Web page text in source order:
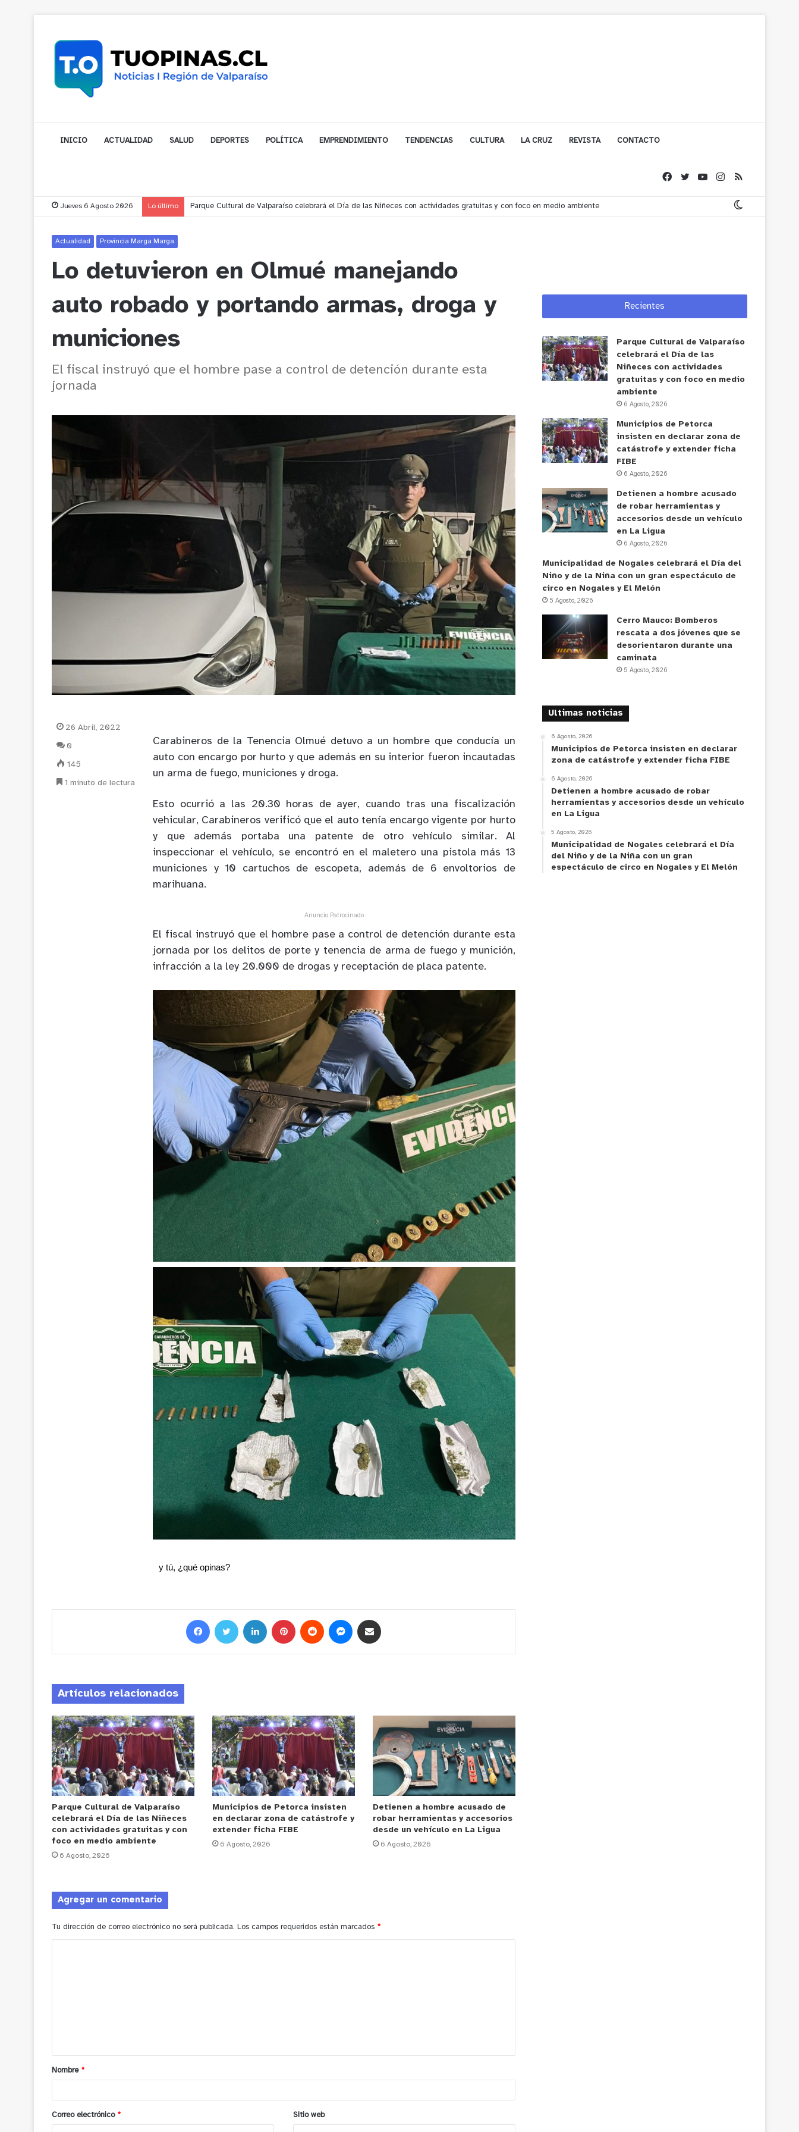
INICIO ACTUALIDAD SALUD DEPORTES POLÍTICA EMPRENDIMIENTO TENDENCIAS CULTURA LA CRUZ REVISTA CONTACTO
Jueves 6 Agosto 2026 Lo último Municipios de Petorca insisten en declarar zona de catástrofe y extender ficha FIBE
Actualidad Provincia Marga Marga
Lo detuvieron en Olmué manejando
auto robado y portando armas, droga y
municiones
El fiscal instruyó que el hombre pase a control de detención durante esta
jornada
Carabineros de la Tenencia Olmué detuvo a un hombre que conducía un
auto con encargo por hurto y que además en su interior fueron incautadas
un arma de fuego, municiones y droga.
Esto ocurrió a las 20.30 horas de ayer, cuando tras una fiscalización
vehicular, Carabineros verificó que el auto tenía encargo vigente por hurto
y que además portaba una patente de otro vehículo similar. Al
inspeccionar el vehículo, se encontró en el maletero una pistola más 13
municiones y 10 cartuchos de escopeta, además de 6 envoltorios de
marihuana.
Anuncio Patrocinado
El fiscal instruyó que el hombre pase a control de detención durante esta
jornada por los delitos de porte y tenencia de arma de fuego y munición,
infracción a la ley 20.000 de drogas y receptación de placa patente.
y tú, ¿qué opinas?
26 Abril, 2022
0
145
1 minuto de lectura
Artículos relacionados
Parque Cultural de Valparaíso
celebrará el Día de las Niñeces
con actividades gratuitas y con
foco en medio ambiente
6 Agosto, 2026
Municipios de Petorca insisten
en declarar zona de catástrofe y
extender ficha FIBE
6 Agosto, 2026
Detienen a hombre acusado de
robar herramientas y accesorios
desde un vehículo en La Ligua
6 Agosto, 2026
Agregar un comentario
Tu dirección de correo electrónico no será publicada. Los campos requeridos están marcados *
a
r
*
Nombre *
Correo electrónico * Sitio web
Recientes
Parque Cultural de Valparaíso
celebrará el Día de las
Niñeces con actividades
gratuitas y con foco en medio
ambiente
6 Agosto, 2026
Municipios de Petorca
insisten en declarar zona de
catástrofe y extender ficha
FIBE
6 Agosto, 2026
Detienen a hombre acusado
de robar herramientas y
accesorios desde un vehículo
en La Ligua
6 Agosto, 2026
Municipalidad de Nogales celebrará el Día del
Niño y de la Niña con un gran espectáculo de
circo en Nogales y El Melón
5 Agosto, 2026
Cerro Mauco: Bomberos
rescata a dos jóvenes que se
desorientaron durante una
caminata
5 Agosto, 2026
Ultimas noticias
6 Agosto, 2026
Municipios de Petorca insisten en declarar
zona de catástrofe y extender ficha FIBE
6 Agosto, 2026
Detienen a hombre acusado de robar
herramientas y accesorios desde un vehículo
en La Ligua
5 Agosto, 2026
Municipalidad de Nogales celebrará el Día
del Niño y de la Niña con un gran
espectáculo de circo en Nogales y El Melón